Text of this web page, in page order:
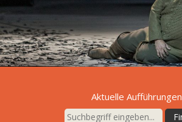
Aktuelle Aufführungen